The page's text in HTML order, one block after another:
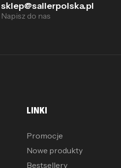
sklep@sallerpolska.pl
Napisz do nas
LINKI
Promocje
Nowe produkty
Bestsellery